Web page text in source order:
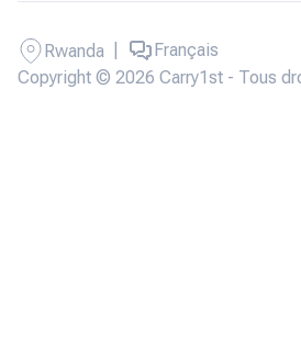
Copyright © 2026 Carry1st - Tous
Rwanda Français